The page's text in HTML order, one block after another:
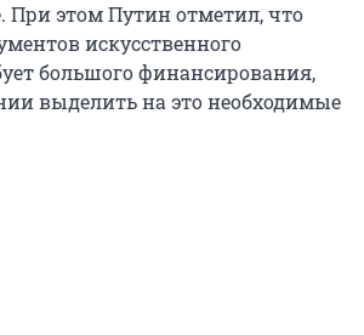
При этом Путин отметил, что
искусственного
большого финансирования,
выделить на это необходимые